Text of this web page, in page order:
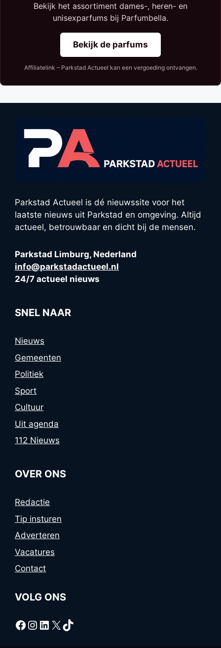
Bekijk het assortiment dames-, heren- en
unisexparfums bij Parfumbella.
Bekijk de parfums
Affiliatelink – Parkstad Actueel kan een vergoeding ontvangen.
Parkstad Actueel is dé nieuwssite voor het
laatste nieuws uit Parkstad en omgeving. Altijd
actueel, betrouwbaar en dicht bij de mensen.
Parkstad Limburg, Nederland
info@parkstadactueel.nl
24/7 actueel nieuws
SNEL NAAR
Nieuws
Gemeenten
Politiek
Sport
Cultuur
Uit agenda
112 Nieuws
OVER ONS
Redactie
Tip insturen
Adverteren
Vacatures
Contact
VOLG ONS
Facebook
Instagram
LinkedIn
X TikTok